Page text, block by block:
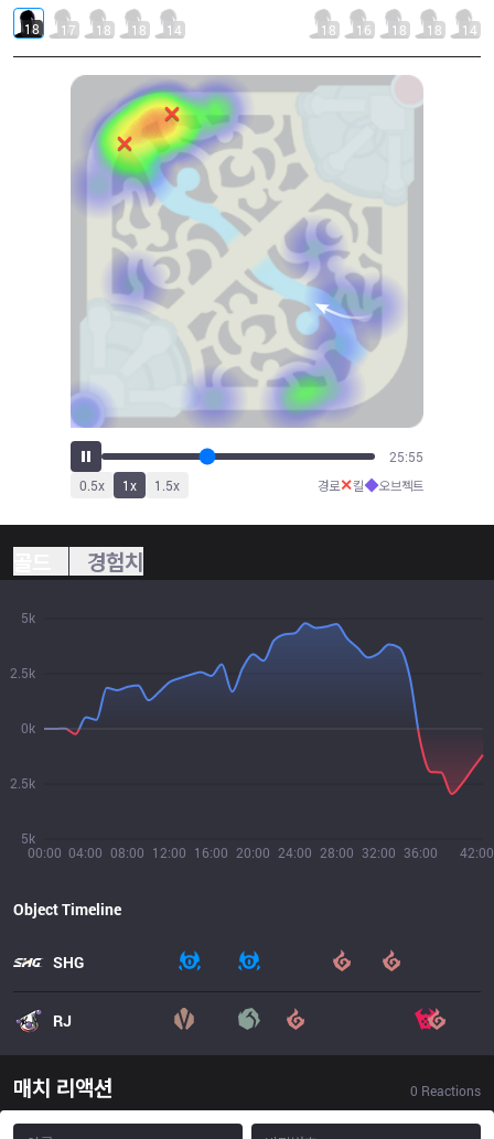
18 17 18 18 14 18 16 18 18 14
28:42
0.5x 1x 1.5x 경로✕킬◆오브젝트
경험치
00:00 04:00 08:00 12:00 16:00 20:00 24:00 28:00 32:00 36:00 42:00
5k
2.5k
0k
2.5k
5k
Object Timeline
SHG
RJ
매치 리액션 0 Reactions